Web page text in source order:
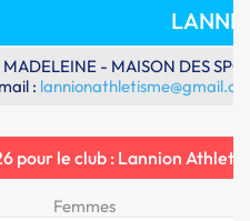
MADELEINE - MAISON DES
:
pour le club : Lannion
Femmes